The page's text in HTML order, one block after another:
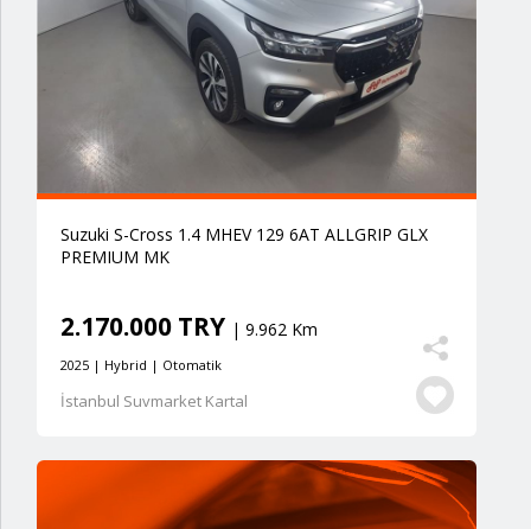
Suzuki S-Cross 1.4 MHEV 129 6AT ALLGRIP GLX
PREMIUM MK
2.170.000 TRY | 9.962 Km
2025 | Hybrid | Otomatik
İstanbul Suvmarket Kartal